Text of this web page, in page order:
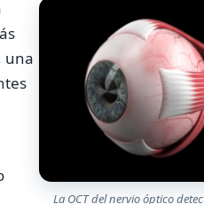
La OCT del nervio óptico
una